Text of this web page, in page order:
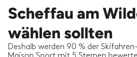
Scheffau am
wählen sollten
Deshalb werden 90 % der